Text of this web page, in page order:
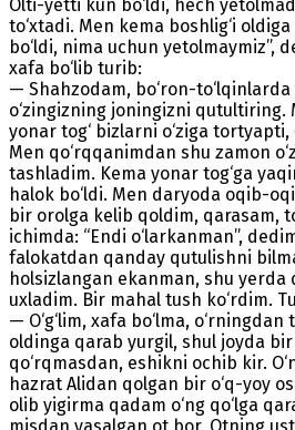
Olti-yetti kun bo‘ldi, hech
to‘xtadi. Men kema boshlig‘i
bo‘ldi, nima uchun yetolmaymiz”,
xafa bo‘lib turib:
— Shahzodam, bo‘ron-
o‘zingizning joningizni qutultiring.
yonar tog‘ bizlarni o‘ziga
Men qo‘rqqanimdan shu zamon
tashladim. Kema yonar tog‘ga
halok bo‘ldi. Men daryoda oqib-
bir orolga kelib qoldim, qarasam,
ichimda: “Endi o‘larkanman”,
falokatdan qanday qutulishni
holsizlangan ekanman, shu
uxladim. Bir mahal tush ko‘rdim.
— O‘g‘lim, xafa bo‘lma,
oldinga qarab yurgil, shul joyda
qo‘rqmasdan, eshikni ochib kir.
hazrat Alidan qolgan bir o‘q-yoy
olib yigirma qadam o‘ng qo‘lga
misdan yasalgan ot bor. Otning